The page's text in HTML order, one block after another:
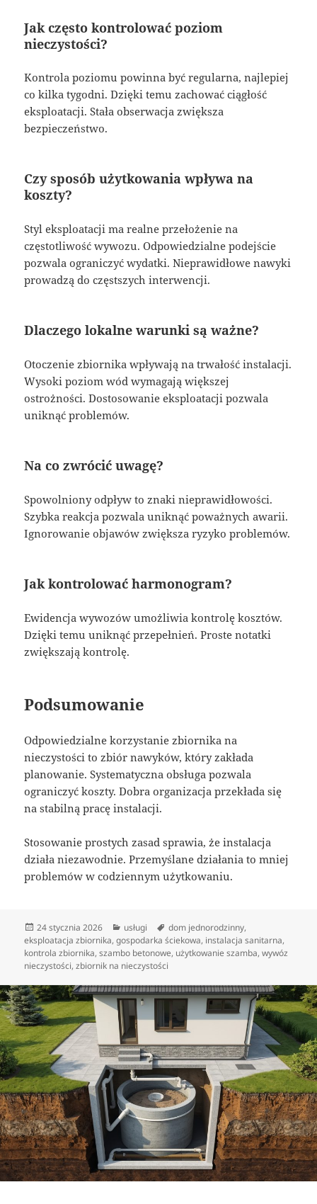
Jak często kontrolować poziom
nieczystości?
Kontrola poziomu powinna być regularna, najlepiej
co kilka tygodni. Dzięki temu zachować ciągłość
eksploatacji. Stała obserwacja zwiększa
bezpieczeństwo.
Czy sposób użytkowania wpływa na
koszty?
Styl eksploatacji ma realne przełożenie na
częstotliwość wywozu. Odpowiedzialne podejście
pozwala ograniczyć wydatki. Nieprawidłowe nawyki
prowadzą do częstszych interwencji.
Dlaczego lokalne warunki są ważne?
Otoczenie zbiornika wpływają na trwałość instalacji.
Wysoki poziom wód wymagają większej
ostrożności. Dostosowanie eksploatacji pozwala
uniknąć problemów.
Na co zwrócić uwagę?
Spowolniony odpływ to znaki nieprawidłowości.
Szybka reakcja pozwala uniknąć poważnych awarii.
Ignorowanie objawów zwiększa ryzyko problemów.
Jak kontrolować harmonogram?
Ewidencja wywozów umożliwia kontrolę kosztów.
Dzięki temu uniknąć przepełnień. Proste notatki
zwiększają kontrolę.
Podsumowanie
Odpowiedzialne korzystanie zbiornika na
nieczystości to zbiór nawyków, który zakłada
planowanie. Systematyczna obsługa pozwala
ograniczyć koszty. Dobra organizacja przekłada się
na stabilną pracę instalacji.
Stosowanie prostych zasad sprawia, że instalacja
działa niezawodnie. Przemyślane działania to mniej
problemów w codziennym użytkowaniu.
Data
publikacji
24 stycznia 2026 Kategorie
usługi Tagi
dom jednorodzinny,
eksploatacja zbiornika,gospodarka ściekowa, instalacja sanitarna,
kontrola zbiornika,szambo betonowe, użytkowanie szamba,wywóz
nieczystości,zbiornik na nieczystości